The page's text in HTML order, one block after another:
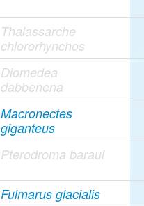
Thalassarche
chlororhynchos
Diomedea
dabbenena
Macronectes
giganteus
Pterodroma baraui
Fulmarus glacialis